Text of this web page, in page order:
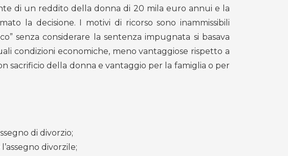
di un reddito della donna di 20 mila euro annui e la
la decisione. I motivi di ricorso sono inammissibili
senza considerare la sentenza impugnata si basava
condizioni economiche, meno vantaggiose rispetto a
sacrificio della donna e vantaggio per la famiglia o per
di divorzio;
divorzile;